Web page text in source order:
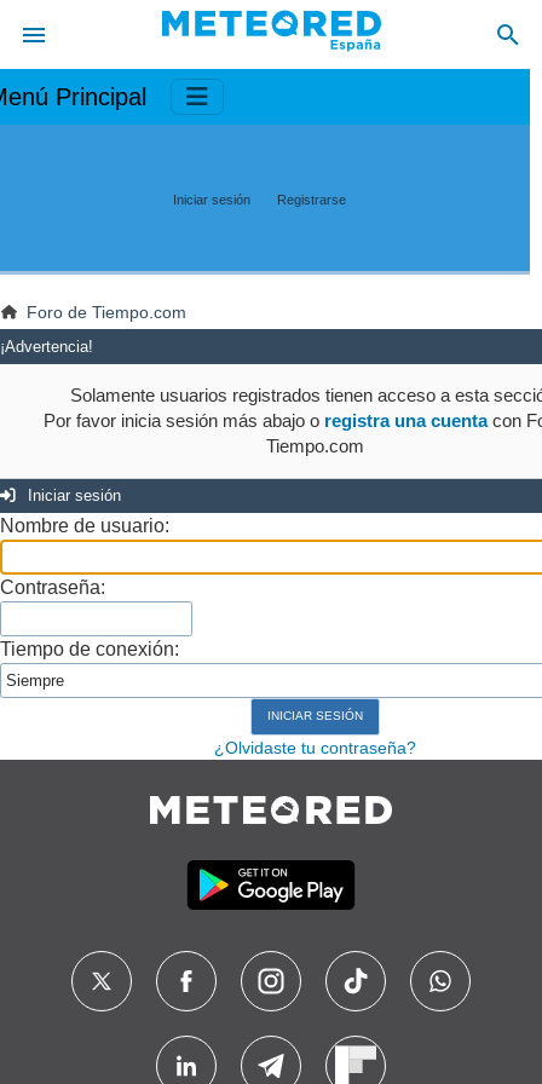
Principal
Iniciar sesión Registrarse
Foro de Tiempo.com
¡Advertencia!
Solamente usuarios registrados tienen acceso a esta
Por favor inicia sesión más abajo o registra una cuentacon
Tiempo.com
Iniciar sesión
Nombre de usuario:
Contraseña:
Tiempo de conexión:
¿Olvidaste tu contraseña?